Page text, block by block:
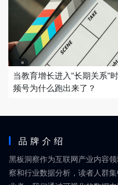
当教育增长进入"长期关系"
频号为什么跑出来了？
品牌介绍
黑板洞察作为互联网产业内容
察和行业数据分析，读者人群